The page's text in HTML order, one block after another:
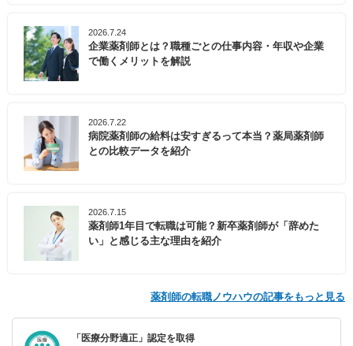
2026.7.24
企業薬剤師とは？職種ごとの仕事内容・年収や企業
で働くメリットを解説
2026.7.22
病院薬剤師の給料は安すぎるって本当？薬局薬剤師
との比較データを紹介
2026.7.15
薬剤師1年目で転職は可能？新卒薬剤師が「辞めた
い」と感じる主な理由を紹介
薬剤師の転職ノウハウの記事をもっと見る
「医療分野適正」認定を取得